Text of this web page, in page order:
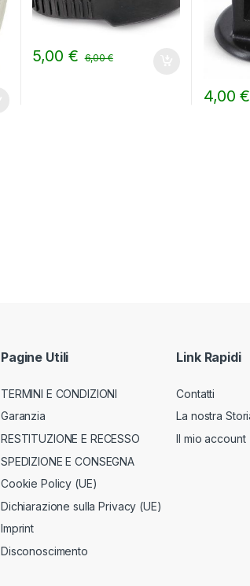
5,00 € 6,00€
4,00€
Pagine Utili
TERMINI E CONDIZIONI
Garanzia
RESTITUZIONE E RECESSO
SPEDIZIONE E CONSEGNA
Cookie Policy (UE)
Dichiarazione sulla Privacy (UE)
Imprint
Disconoscimento
Link Rapidi
Contatti
La nostra
Il mio account